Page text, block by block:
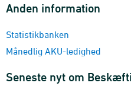
opgørelse)
2017M07-2026M06 - Pct.
Kontanthjælpsmodtagere
feriedagpengemodtagere
Anden information
Statistikbanken
Månedlig AKU-ledighed
Seneste nyt om